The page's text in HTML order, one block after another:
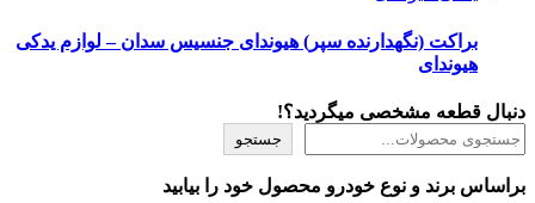
براکت (نگهدارنده سپر) هیوندای جنسیس سدان – لوازم یدکی
هیوندای
دنبال قطعه مشخصی میگردید؟!
جستجو
براساس برند و نوع خودرو محصول خود را بیابید